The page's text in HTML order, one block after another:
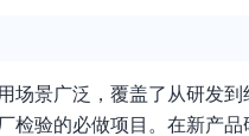
景广泛，覆盖了从研发到
验的必做项目。在新产